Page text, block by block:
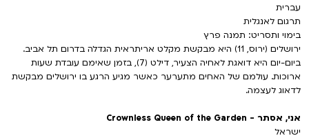
עברית
תרגום לאנגלית
בימוי ותסריט: תמנה פרץ
ירושלים (ירוס, 11) היא מבקשת מקלט אריתראית הגדלה בדרום תל אביב.
ביום-יום היא דואגת לאחיה הצעיר, דילט (7), בזמן שאימם עובדת שעות
ארוכות. עולמם של האחים מתערער כאשר מגיע הרגע בו ירושלים מבקשת
לדאוג לעצמה.
אני, אסתר - Crownless Queen of the Garden
ישראל